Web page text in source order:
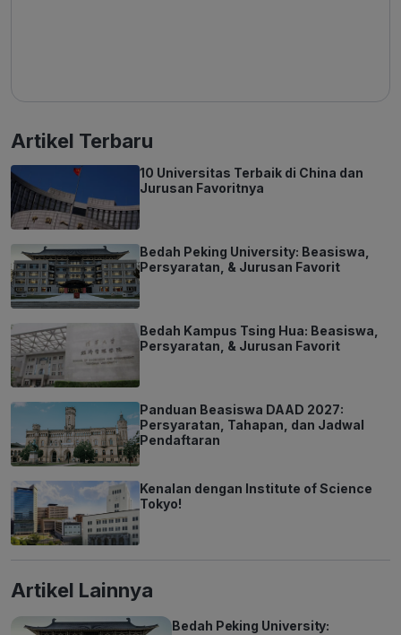
Artikel Terbaru
10 Universitas Terbaik di China dan
Jurusan Favoritnya
Bedah Peking University: Beasiswa,
Persyaratan, & Jurusan Favorit
Bedah Kampus Tsing Hua: Beasiswa,
Persyaratan, & Jurusan Favorit
Panduan Beasiswa DAAD 2027:
Persyaratan, Tahapan, dan Jadwal
Pendaftaran
Kenalan dengan Institute of Science
Tokyo!
Artikel Lainnya
Bedah Peking University: